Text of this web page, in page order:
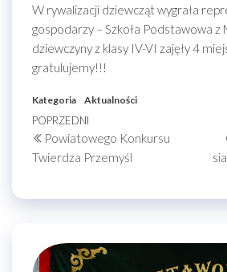
W rywalizacji dziewcząt wygrała
gospodarzy – Szkoła Podstawowa z
dziewczyny z klasy IV-VI zajęły 4
gratulujemy!!!
Kategoria Aktualności
Nawigacja
wpisu
Poprzedni
wpis
POPRZEDNI
Powiatowego Konkursu
Twierdza Przemyśl